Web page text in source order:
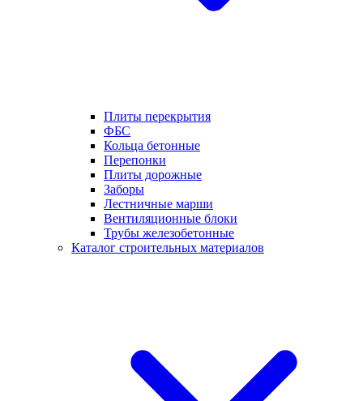
Плиты перекрытия
ФБС
Кольца бетонные
Перепонки
Плиты дорожные
Заборы
Лестничные марши
Вентиляционные блоки
Трубы железобетонные
Каталог строительных материалов